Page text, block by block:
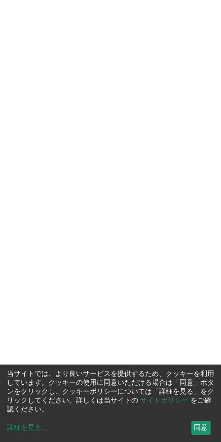
当サイトでは、より良いサービスを提供するため、クッキーを利用
しています。クッキーの使用に同意いただける場合は「同意」ボタ
ンをクリックし、クッキーポリシーについては「詳細を見る」をク
リックしてください。詳しくは当サイトの サイトポリシー をご確
認ください。
詳細を見る ... 同意